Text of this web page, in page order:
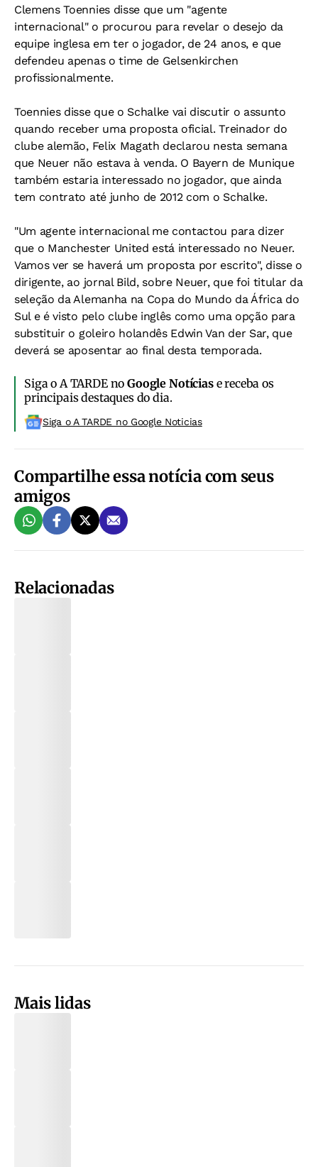
Clemens Toennies disse que um "agente
internacional" o procurou para revelar o desejo da
equipe inglesa em ter o jogador, de 24 anos, e que
defendeu apenas o time de Gelsenkirchen
profissionalmente.
Toennies disse que o Schalke vai discutir o assunto
quando receber uma proposta oficial. Treinador do
clube alemão, Felix Magath declarou nesta semana
que Neuer não estava à venda. O Bayern de Munique
também estaria interessado no jogador, que ainda
tem contrato até junho de 2012 com o Schalke.
"Um agente internacional me contactou para dizer
que o Manchester United está interessado no Neuer.
Vamos ver se haverá um proposta por escrito", disse o
dirigente, ao jornal Bild, sobre Neuer, que foi titular da
seleção da Alemanha na Copa do Mundo da África do
Sul e é visto pelo clube inglês como uma opção para
substituir o goleiro holandês Edwin Van der Sar, que
deverá se aposentar ao final desta temporada.
Siga o A TARDE noGoogle Notíciase receba os
principais destaques do dia.
Siga o A TARDE no Google Noticias
Compartilhe essa notícia com seus
amigos
Relacionadas
Mais lidas